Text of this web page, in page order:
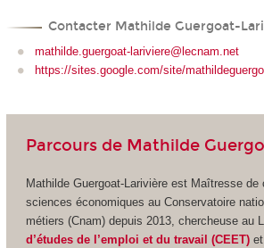
Contacter Mathilde Guergoat-
mathilde.guergoat-lariviere@lecnam.net
https://sites.google.com/site/
Parcours de Mathilde
Mathilde Guergoat-Larivière est Maîtresse de
sciences économiques au Conservatoire
métiers (Cnam) depuis 2013, chercheuse au
d’études de l’emploi et du travail (CEET)et